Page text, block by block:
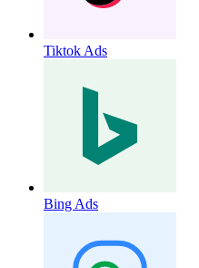
Tiktok Ads
Bing Ads